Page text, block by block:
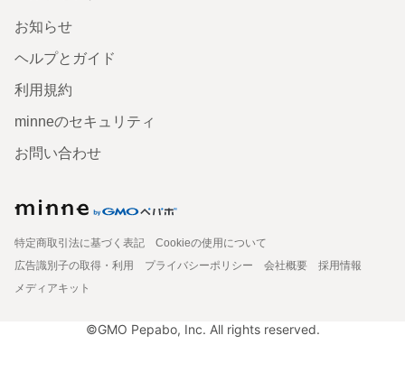
お知らせ
ヘルプとガイド
利用規約
minneのセキュリティ
お問い合わせ
特定商取引法に基づく表記
Cookieの使用について
広告識別子の取得・利用
プライバシーポリシー 会社概要
採用情報
メディアキット
©GMO Pepabo, Inc. All rights reserved.